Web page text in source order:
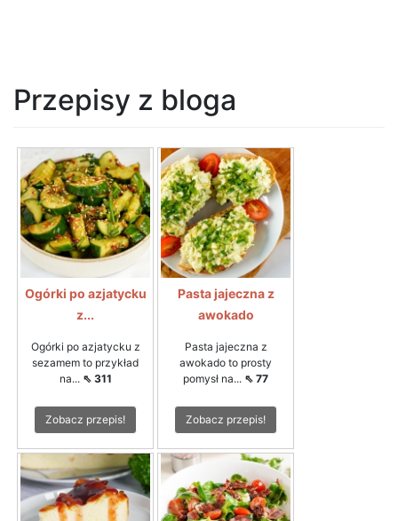
Przepisy z bloga
Ogórki po azjatycku
z...
Ogórki po azjatycku z
sezamem to przykład
na... ⇖ 311
Zobacz przepis!
Pasta jajeczna z
awokado
Pasta jajeczna z
awokado to prosty
pomysł na... ⇖ 77
Zobacz przepis!